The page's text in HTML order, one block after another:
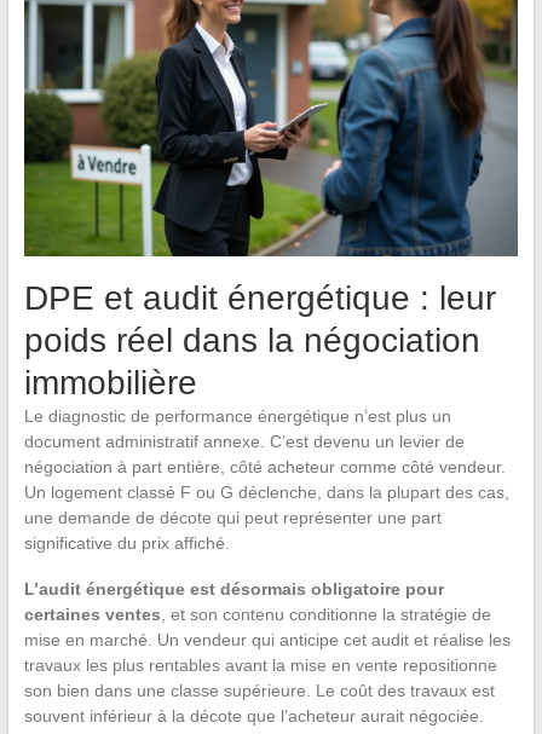
DPE et audit énergétique : leur
poids réel dans la négociation
immobilière
Le diagnostic de performance énergétique n’est plus un
document administratif annexe. C’est devenu un levier de
négociation à part entière, côté acheteur comme côté vendeur.
Un logement classé F ou G déclenche, dans la plupart des cas,
une demande de décote qui peut représenter une part
significative du prix affiché.
L’audit énergétique est désormais obligatoire pour
certaines ventes , et son contenu conditionne la stratégie de
mise en marché. Un vendeur qui anticipe cet audit et réalise les
travaux les plus rentables avant la mise en vente repositionne
son bien dans une classe supérieure. Le coût des travaux est
souvent inférieur à la décote que l’acheteur aurait négociée.